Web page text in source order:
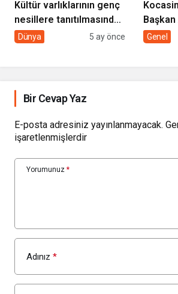
Kültür varlıklarının genç
nesillere tanıtılmasında
sivil toplumun rolü
Dünya 5 ay önce Genel
Bir Cevap Yaz
E-posta adresiniz yayınlanmayacak.
işaretlenmişlerdir
Yorumunuz *
Adınız *